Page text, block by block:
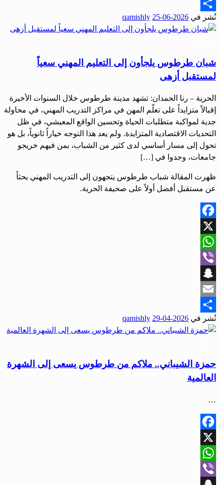
Email
Share
نُشر في 2026-06-25
qamishly
شبان طرطوس يلجأون إلى التعليم المهني سعياً
لمستقبل أزهى
الحرية – رنا الحمدان: تشهد مدينة طرطوس خلال السنوات الأخيرة
إقبالاً متزايداً على تعلّم المهن في مراكز التدريب المهني، في محاولة
جدية لمواكبة متطلبات الحياة وتحسين الواقع المعيشي، في ظل
التحديات الاقتصادية المتزايدة. ولم يعد هذا التوجه خياراً ثانوياً، بل هو
تحول إلى مسار أساسي لدى كثير من الشباب، بمن فيهم خريجو
جامعات، وجدوا في […]
ظهرت المقالة شباب طرطوس يتجهون إلى التدريب المهني بحثاً
عن مستقبل أفضل أولاً على صحيفة الحرية.
Facebook
X
WhatsApp
Viber
Snapchat
Email
Share
نُشر في 2026-04-29
qamishly
حمزة الشيباني.. ملاكم من طرطوس يسعى إلى الشهرة
العالمية
…
Facebook
X
WhatsApp